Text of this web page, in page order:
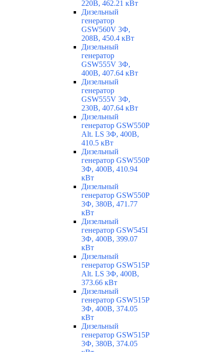
220В, 462.21 кВт
Дизельный
генератор
GSW560V 3Ф,
208В, 450.4 кВт
Дизельный
генератор
GSW555V 3Ф,
400В, 407.64 кВт
Дизельный
генератор
GSW555V 3Ф,
230В, 407.64 кВт
Дизельный
генератор GSW550P
Alt. LS 3Ф, 400В,
410.5 кВт
Дизельный
генератор GSW550P
3Ф, 400В, 410.94
кВт
Дизельный
генератор GSW550P
3Ф, 380В, 471.77
кВт
Дизельный
генератор GSW545I
3Ф, 400В, 399.07
кВт
Дизельный
генератор GSW515P
Alt. LS 3Ф, 400В,
373.66 кВт
Дизельный
генератор GSW515P
3Ф, 400В, 374.05
кВт
Дизельный
генератор GSW515P
3Ф, 380В, 374.05